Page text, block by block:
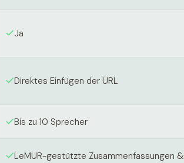
Ja
Direktes Einfügen der URL
Bis zu 10 Sprecher
LeMUR-gestützte Zusammenfassungen &